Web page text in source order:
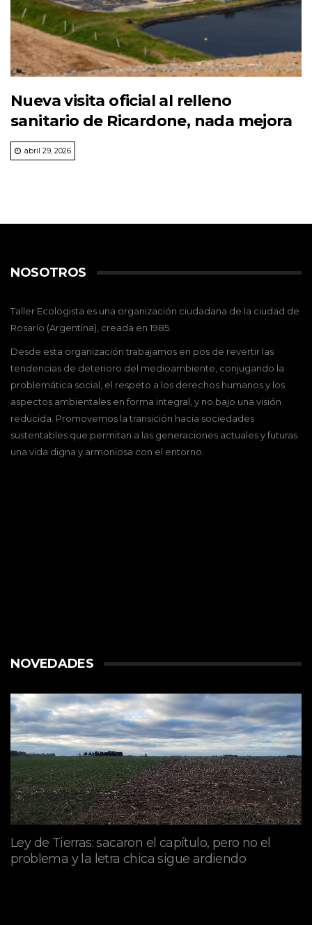
Nueva visita oficial al relleno
sanitario de Ricardone, nada mejora
abril 29, 2026
NOSOTROS
Taller Ecologista es una organización ciudadana de la ciudad de
Rosario (Argentina), creada en 1985.
Desde esta organización trabajamos en pos de revertir las
tendencias de deterioro del medioambiente, conjugando la
problemática social, el respeto a los derechos humanos y los
aspectos ambientales en forma integral, y no bajo una visión
reducida. Promovemos la transición hacia sociedades
sustentables que permitan a las generaciones actuales y futuras
una vida digna y armoniosa con el entorno.
NOVEDADES
Ley de Tierras: sacaron el capítulo, pero no el
problema y la letra chica sigue ardiendo